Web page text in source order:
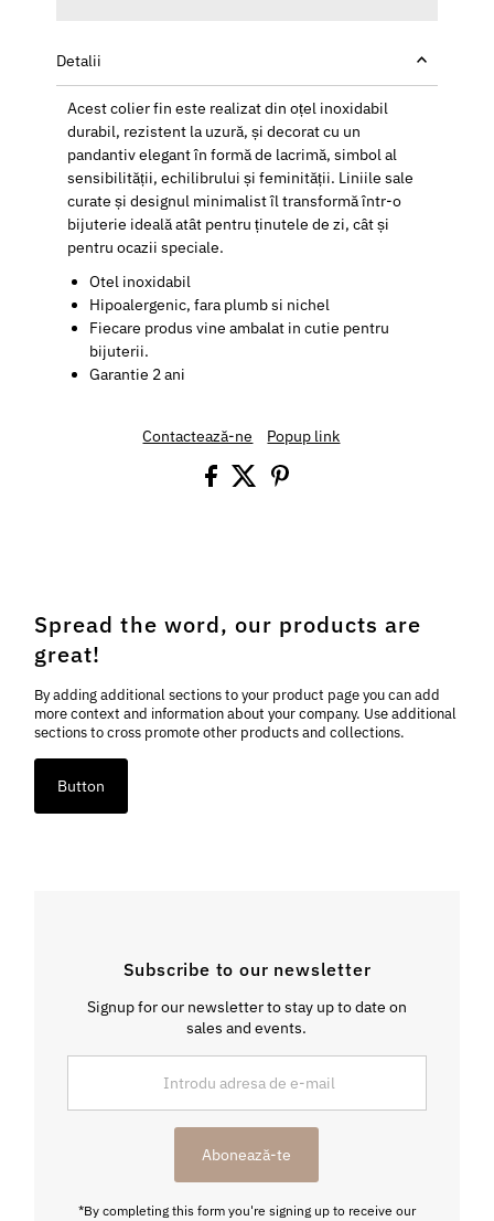
Detalii
Acest colier fin este realizat din oțel inoxidabil
durabil, rezistent la uzură, și decorat cu un
pandantiv elegant în formă de lacrimă, simbol al
sensibilității, echilibrului și feminității. Liniile sale
curate și designul minimalist îl transformă într-o
bijuterie ideală atât pentru ținutele de zi, cât și
pentru ocazii speciale.
Otel inoxidabil
Hipoalergenic, fara plumb si nichel
Fiecare produs vine ambalat in cutie pentru
bijuterii.
Garantie 2 ani
Contactează-ne Popup link
Spread the word, our products are
great!
By adding additional sections to your product page you can add
more context and information about your company. Use additional
sections to cross promote other products and collections.
Button
Subscribe to our newsletter
Signup for our newsletter to stay up to date on
sales and events.
de
Abonează-te
*By completing this form you're signing up to receive our